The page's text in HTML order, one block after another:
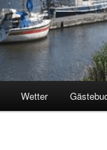
Wetter